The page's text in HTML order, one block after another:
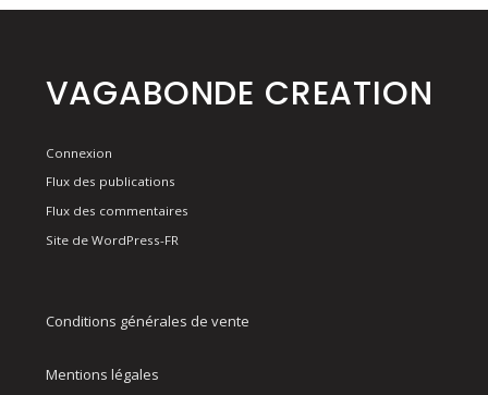
VAGABONDE CREATION
Connexion
Flux des publications
Flux des commentaires
Site de WordPress-FR
Conditions générales de vente
Mentions légales